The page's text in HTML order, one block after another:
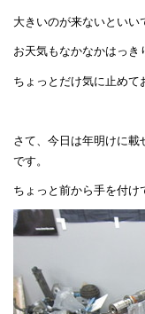
大きいのが来ないといい
お天気もなかなかはっき
ちょっとだけ気に止めて
さて、今日は年明けに
です。
ちょっと前から手を付け